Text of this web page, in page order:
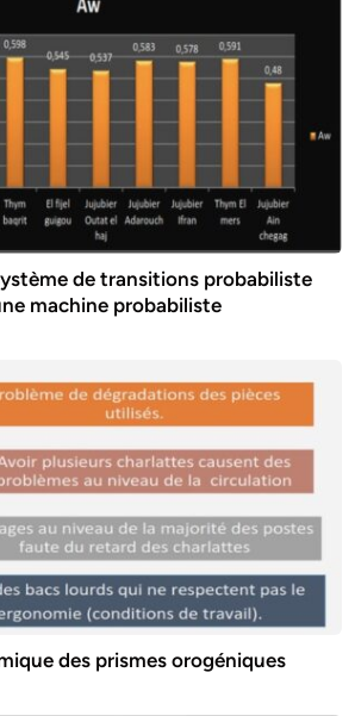
de transitions probabiliste
machine probabiliste
des prismes orogéniques